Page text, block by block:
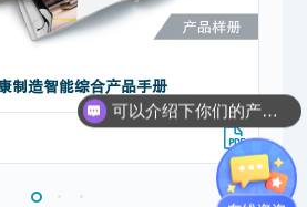
制造智能综合产品手册
可以介绍下你们的产品么？